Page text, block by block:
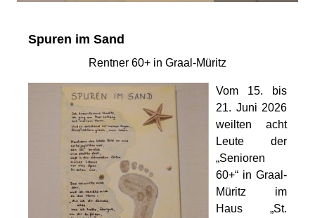
Spuren im Sand
Rentner 60+ in Graal-Müritz
Vom 15. bis
21. Juni 2026
weilten acht
Leute der
„Senioren
60+“ in Graal-
Müritz im
Haus „St.